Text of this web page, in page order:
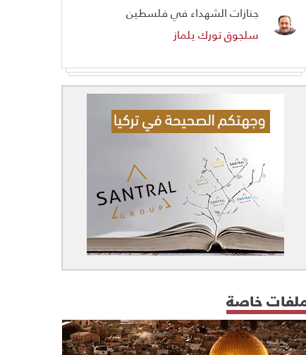
جنازات الشهداء في فلسطين
سلجوق تورك يلماز
خاصة